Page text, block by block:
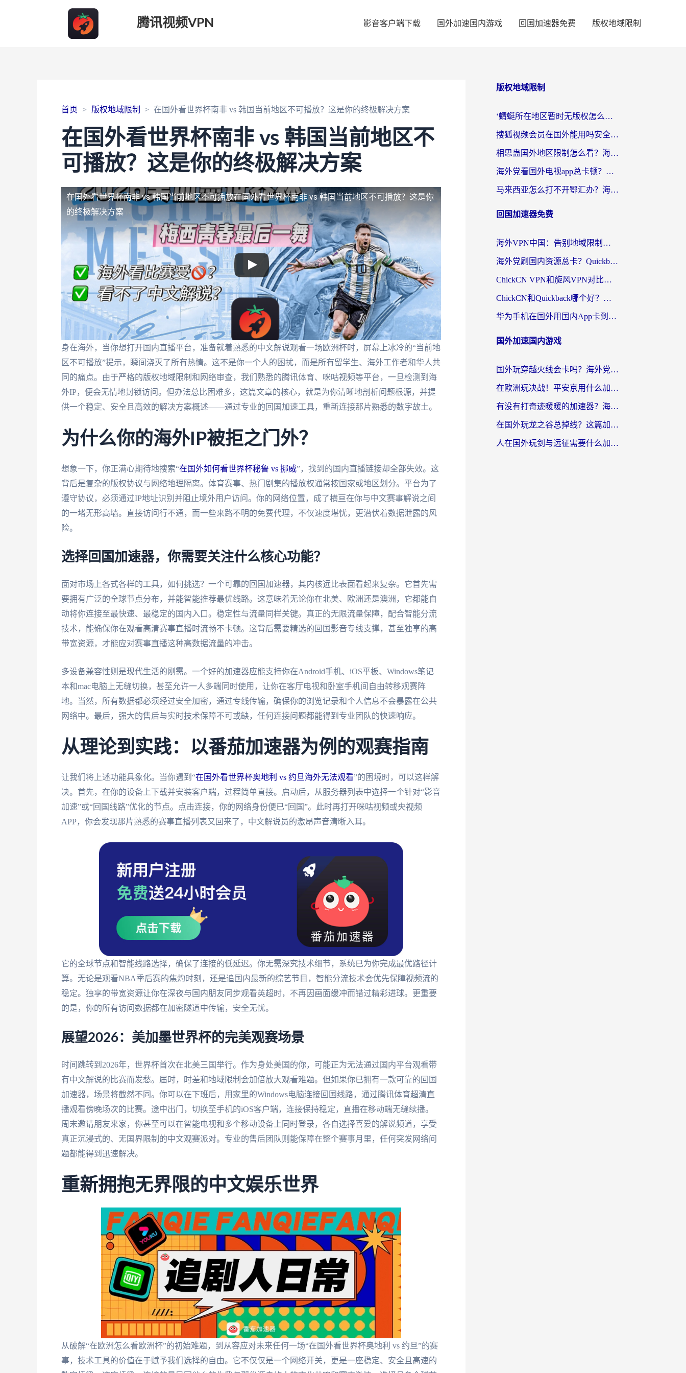
腾讯视频VPN 影音客户端下载 国外加速国内游戏 回国加速器免费 版权地域限制
首页 版权地域限制 在国外看世界杯南非 vs 韩国当前地区不可播放？这是你的终极解决方案
在国外看世界杯南非 vs 韩国当前地区不
可播放？这是你的终极解决方案
在国外看世界杯南非 vs 韩国当前地区不可播放在国外看世界杯南非 vs 韩国当前地区不可播放？这是你
的终极解决方案
身在海外，当你想打开国内直播平台，准备就着熟悉的中文解说观看一场欧洲杯时，屏幕上冰冷的“当前地
区不可播放”提示，瞬间浇灭了所有热情。这不是你一个人的困扰，而是所有留学生、海外工作者和华人共
同的痛点。由于严格的版权地域限制和网络审查，我们熟悉的腾讯体育、咪咕视频等平台，一旦检测到海
外IP，便会无情地封锁访问。但办法总比困难多，这篇文章的核心，就是为你清晰地剖析问题根源，并提
供一个稳定、安全且高效的解决方案概述——通过专业的回国加速工具，重新连接那片熟悉的数字故土。
为什么你的海外IP被拒之门外？
想象一下，你正满心期待地搜索“在国外如何看世界杯秘鲁 vs 挪威”，找到的国内直播链接却全部失效。这
背后是复杂的版权协议与网络地理隔离。体育赛事、热门剧集的播放权通常按国家或地区划分。平台为了
遵守协议，必须通过IP地址识别并阻止境外用户访问。你的网络位置，成了横亘在你与中文赛事解说之间
的一堵无形高墙。直接访问行不通，而一些来路不明的免费代理，不仅速度堪忧，更潜伏着数据泄露的风
险。
选择回国加速器，你需要关注什么核心功能？
面对市场上各式各样的工具，如何挑选？一个可靠的回国加速器，其内核远比表面看起来复杂。它首先需
要拥有广泛的全球节点分布，并能智能推荐最优线路。这意味着无论你在北美、欧洲还是澳洲，它都能自
动将你连接至最快速、最稳定的国内入口。稳定性与流量同样关键。真正的无限流量保障，配合智能分流
技术，能确保你在观看高清赛事直播时流畅不卡顿。这背后需要精选的回国影音专线支撑，甚至独享的高
带宽资源，才能应对赛事直播这种高数据流量的冲击。
多设备兼容性则是现代生活的刚需。一个好的加速器应能支持你在Android手机、iOS平板、Windows笔记
本和mac电脑上无缝切换，甚至允许一人多端同时使用，让你在客厅电视和卧室手机间自由转移观赛阵
地。当然，所有数据都必须经过安全加密，通过专线传输，确保你的浏览记录和个人信息不会暴露在公共
网络中。最后，强大的售后与实时技术保障不可或缺，任何连接问题都能得到专业团队的快速响应。
从理论到实践：以番茄加速器为例的观赛指南
让我们将上述功能具象化。当你遇到“在国外看世界杯奥地利 vs 约旦海外无法观看”的困境时，可以这样解
决。首先，在你的设备上下载并安装客户端，过程简单直接。启动后，从服务器列表中选择一个针对“影音
加速”或“回国线路”优化的节点。点击连接，你的网络身份便已“回国”。此时再打开咪咕视频或央视频
APP，你会发现那片熟悉的赛事直播列表又回来了，中文解说员的激昂声音清晰入耳。
它的全球节点和智能线路选择，确保了连接的低延迟。你无需深究技术细节，系统已为你完成最优路径计
算。无论是观看NBA季后赛的焦灼时刻，还是追国内最新的综艺节目，智能分流技术会优先保障视频流的
稳定。独享的带宽资源让你在深夜与国内朋友同步观看英超时，不再因画面缓冲而错过精彩进球。更重要
的是，你的所有访问数据都在加密隧道中传输，安全无忧。
展望2026：美加墨世界杯的完美观赛场景
时间跳转到2026年，世界杯首次在北美三国举行。作为身处美国的你，可能正为无法通过国内平台观看带
有中文解说的比赛而发愁。届时，时差和地域限制会加倍放大观看难题。但如果你已拥有一款可靠的回国
加速器，场景将截然不同。你可以在下班后，用家里的Windows电脑连接回国线路，通过腾讯体育超清直
播观看傍晚场次的比赛。途中出门，切换至手机的iOS客户端，连接保持稳定，直播在移动端无缝续播。
周末邀请朋友来家，你甚至可以在智能电视和多个移动设备上同时登录，各自选择喜爱的解说频道，享受
真正沉浸式的、无国界限制的中文观赛派对。专业的售后团队则能保障在整个赛事月里，任何突发网络问
题都能得到迅速解决。
重新拥抱无界限的中文娱乐世界
从破解“在欧洲怎么看欧洲杯”的初始难题，到从容应对未来任何一场“在国外看世界杯奥地利 vs 约旦”的赛
事，技术工具的价值在于赋予我们选择的自由。它不仅仅是一个网络开关，更是一座稳定、安全且高速的
版权地域限制
‘蜻蜓所在地区暂时无版权怎么办’？海外党看国内内容、办国内事的实用指南
搜狐视频会员在国外能用吗安全吗？留学生亲测有效的回国观影解决方案
相思蛊国外地区限制怎么看？海外党追剧听歌的终极解决方案
海外党看国外电视app总卡顿？选对回国加速器，追剧购物两不误
马来西亚怎么打不开鄂汇办？海外华人必备的回国加速指南，解决追剧、办事、阅读难题
回国加速器免费
海外VPN中国：告别地域限制，留学生与华人如何轻松刷国内剧、玩国服？
海外党刷国内资源总卡？Quickback和采集蜂好用吗？这篇指南帮你避坑
ChickCN VPN和旋风VPN对比哪个回国效果更好？海外党亲测实用指南
ChickCN和Quickback哪个好？海外党亲测回国加速器，轻松解锁国内资源（附避坑指南）
华为手机在国外用国内App卡到崩溃？这篇加速器指南帮你无缝刷剧打游戏
国外加速国内游戏
国外玩穿越火线会卡吗？海外党亲测有效的国服游戏加速指南
在欧洲玩决战！平安京用什么加速器最好用？2026实测有效的国服游戏加速指南
有没有打奇迹暖暖的加速器？海外党国服游戏畅玩不卡顿的秘密
在国外玩龙之谷总掉线？这篇加速器指南帮你告别延迟卡顿！
人在国外玩剑与远征需要什么加速器？老玩家亲测的避坑指南来了